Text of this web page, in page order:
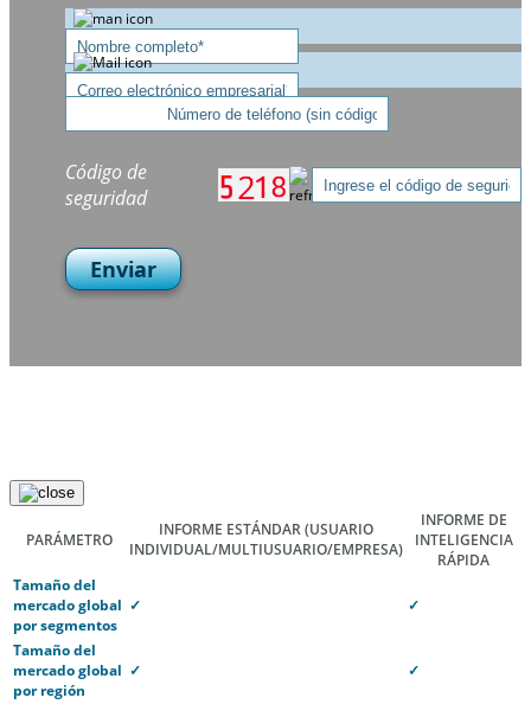
Código de
seguridad
Enviar
PARÁMETRO
INFORME ESTÁNDAR(USUARIO
INDIVIDUAL/MULTIUSUARIO/EMPRESA)
INFORME DE
INTELIGENCIA
RÁPIDA
Tamaño del
mercado global
por segmentos
✓ ✓
Tamaño del
mercado global
por región
✓ ✓